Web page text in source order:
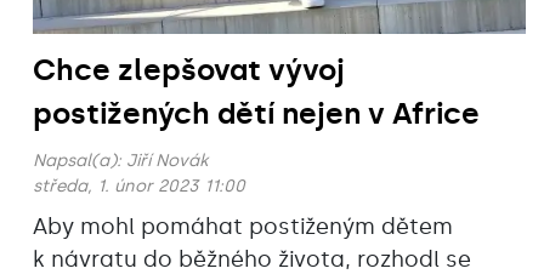
Chce zlepšovat vývoj
postižených dětí nejen v Africe
Napsal(a): Jiří Novák
středa, 1. únor 2023 11:00
Aby mohl pomáhat postiženým dětem
k návratu do běžného života, rozhodl se